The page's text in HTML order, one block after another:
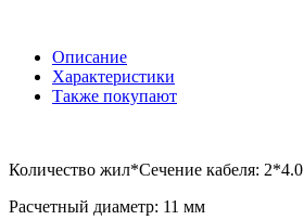
Описание
Характеристики
Также покупают
Количество жил*Сечение кабеля: 2*4.0
Расчетный диаметр: 11 мм